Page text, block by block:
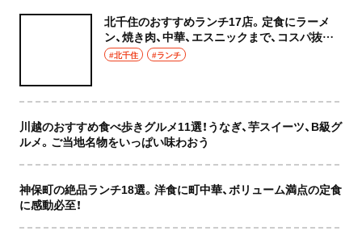
北千住のおすすめランチ17店。定食にラーメ
ン、焼き肉、中華、エスニックまで、コスパ抜群
な店もおしゃれな店も網羅してご紹介！
#北千住 #ランチ
川越のおすすめ食べ歩きグルメ11選！うなぎ、芋スイーツ、B級グ
ルメ。ご当地名物をいっぱい味わおう
神保町の絶品ランチ18選。洋食に町中華、ボリューム満点の定食
に感動必至！